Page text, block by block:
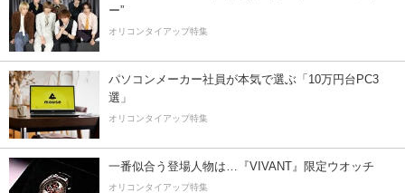
ー”
オリコンタイアップ特集
パソコンメーカー社員が本気で選ぶ「10万円台PC3
選」
オリコンタイアップ特集
一番似合う登場人物は…『VIVANT』限定ウオッチ
オリコンタイアップ特集